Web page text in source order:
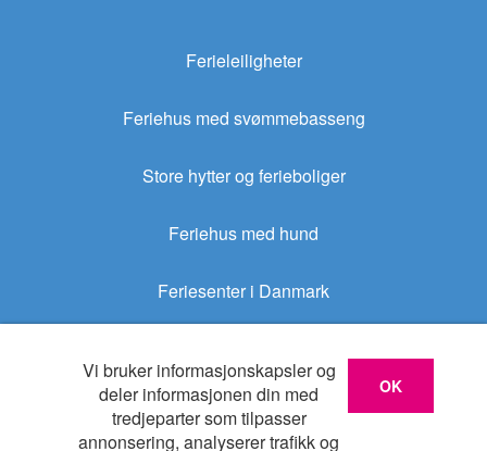
Ferieleiligheter
Feriehus med svømmebasseng
Store hytter og ferieboliger
Feriehus med hund
Feriesenter i Danmark
Sommerhus.no
Sommerhus.dk
Vi bruker informasjonskapsler og
deler informasjonen din med
tredjeparter som tilpasser
annonsering, analyserer trafikk og
OK